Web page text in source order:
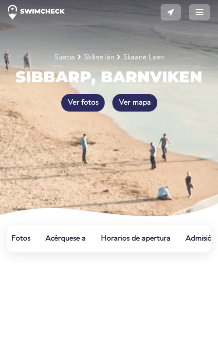
Suecia Skåne län Skaane Laen
SIBBARP, BARNVIKEN
Ver fotos Ver mapa
Fotos Acérquese a Horarios de apertura Admisión